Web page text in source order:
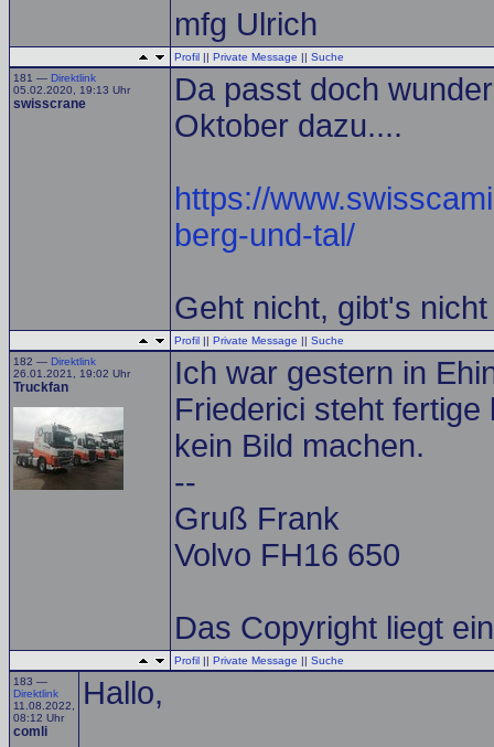
mfg Ulrich
Profil || Private Message || Suche
181 — Direktlink
05.02.2020, 19:13 Uhr
swisscrane
Da passt doch
Oktober dazu....
https://
berg-und-tal/
Geht nicht, gibt's nicht
Profil || Private Message || Suche
182 — Direktlink
26.01.2021, 19:02 Uhr
Truckfan
Ich war gestern in
Friederici steht fertige
kein Bild machen.
--
Gruß Frank
Volvo FH16 650
Das Copyright liegt
Profil || Private Message || Suche
183 —
Direktlink
11.08.2022,
08:12 Uhr
comli
Hallo,